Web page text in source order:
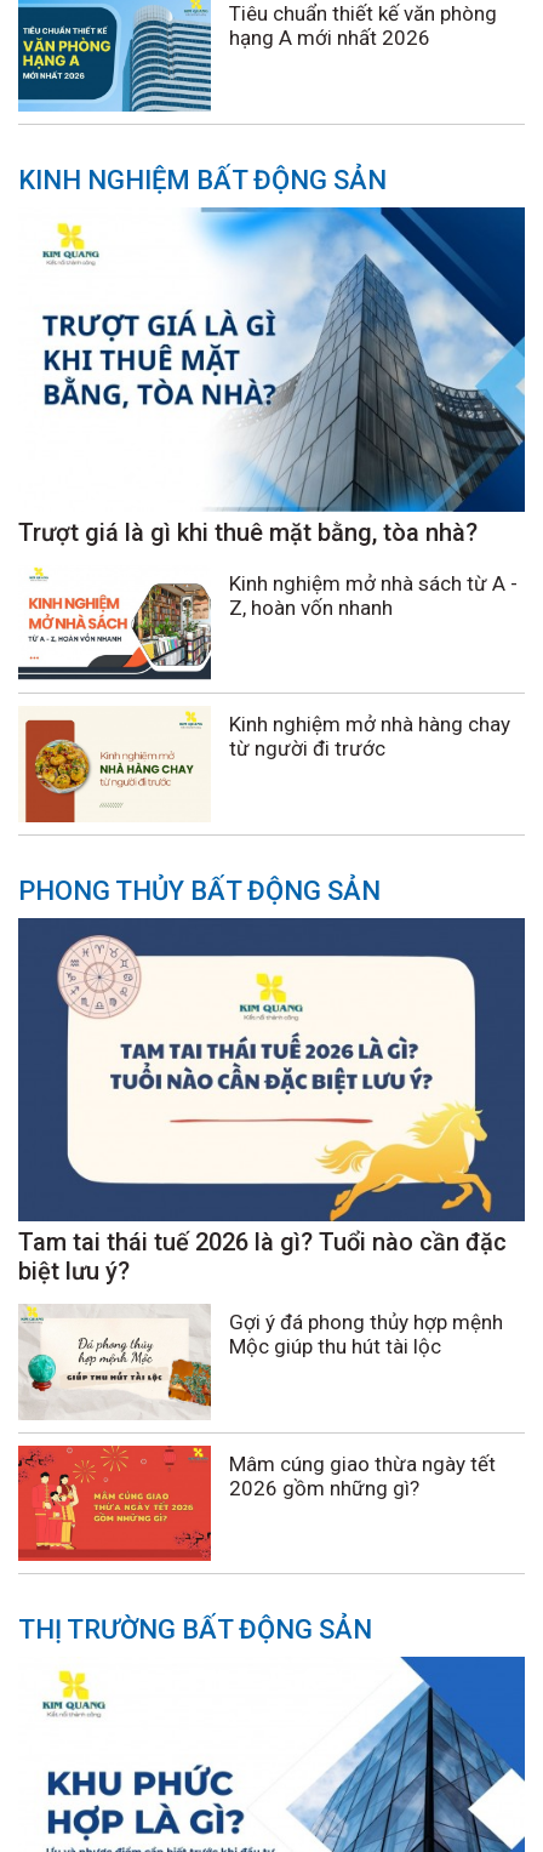
Tiêu chuẩn thiết kế văn phòng
hạng A mới nhất 2026
KINH NGHIỆM BẤT ĐỘNG SẢN
Trượt giá là gì khi thuê mặt bằng, tòa nhà?
Kinh nghiệm mở nhà sách từ A -
Z, hoàn vốn nhanh
Kinh nghiệm mở nhà hàng chay
từ người đi trước
PHONG THỦY BẤT ĐỘNG SẢN
Tam tai thái tuế 2026 là gì? Tuổi nào cần đặc
biệt lưu ý?
Gợi ý đá phong thủy hợp mệnh
Mộc giúp thu hút tài lộc
Mâm cúng giao thừa ngày tết
2026 gồm những gì?
THỊ TRƯỜNG BẤT ĐỘNG SẢN